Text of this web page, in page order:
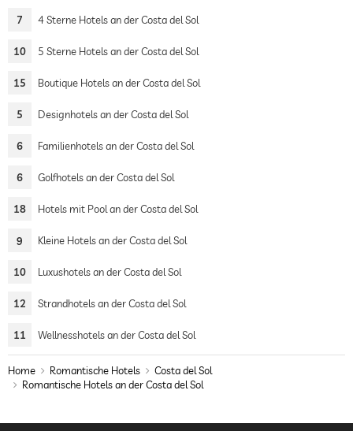
7 4 Sterne Hotels an der Costa del Sol
10 5 Sterne Hotels an der Costa del Sol
15 Boutique Hotels an der Costa del Sol
5 Designhotels an der Costa del Sol
6 Familienhotels an der Costa del Sol
6 Golfhotels an der Costa del Sol
18 Hotels mit Pool an der Costa del Sol
9 Kleine Hotels an der Costa del Sol
10 Luxushotels an der Costa del Sol
12 Strandhotels an der Costa del Sol
11 Wellnesshotels an der Costa del Sol
Home Romantische Hotels
Costa del Sol
Romantische Hotels an der Costa del Sol